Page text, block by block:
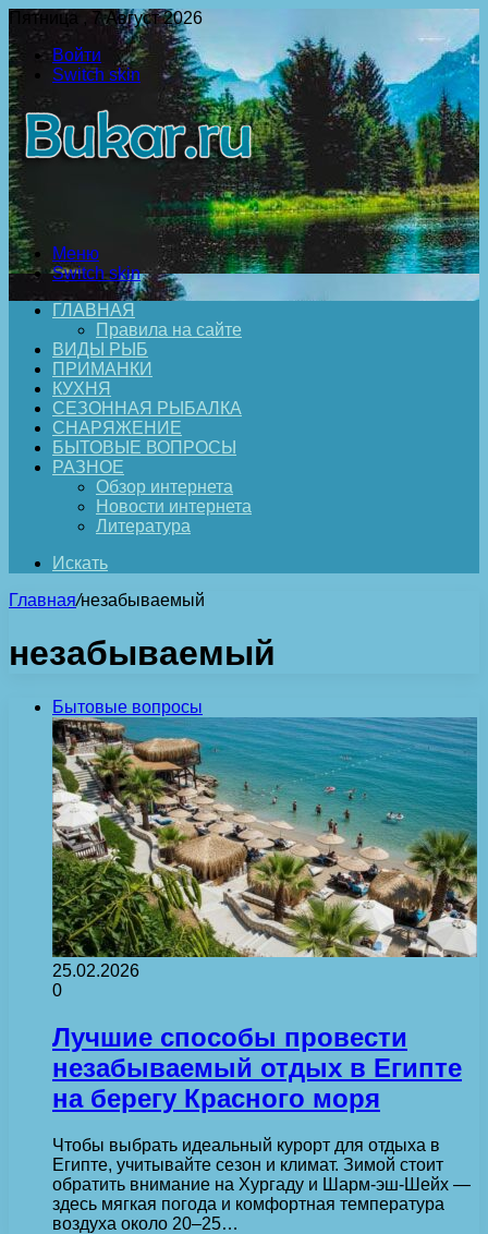
Пятница , 7 Август 2026
Войти
Switch skin
Меню
Switch skin
ГЛАВНАЯ
Правила на сайте
ВИДЫ РЫБ
ПРИМАНКИ
КУХНЯ
СЕЗОННАЯ РЫБАЛКА
СНАРЯЖЕНИЕ
БЫТОВЫЕ ВОПРОСЫ
РАЗНОЕ
Обзор интернета
Новости интернета
Литература
Искать
Главная/незабываемый
незабываемый
Бытовые вопросы
25.02.2026
0
Лучшие способы провести
незабываемый отдых в Египте
на берегу Красного моря
Чтобы выбрать идеальный курорт для отдыха в
Египте, учитывайте сезон и климат. Зимой стоит
обратить внимание на Хургаду и Шарм-эш-Шейх —
здесь мягкая погода и комфортная температура
воздуха около 20–25…